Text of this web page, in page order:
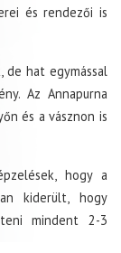
és rendezői is
hat egymással
Az Annapurna
és a vásznon is
hogy a
kiderült, hogy
mindent 2-3